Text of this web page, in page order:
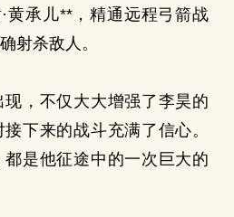
黄承儿**，精通远程弓箭战
射杀敌人。
，不仅大大增强了李昊的
下来的战斗充满了信心。
是他征途中的一次巨大的